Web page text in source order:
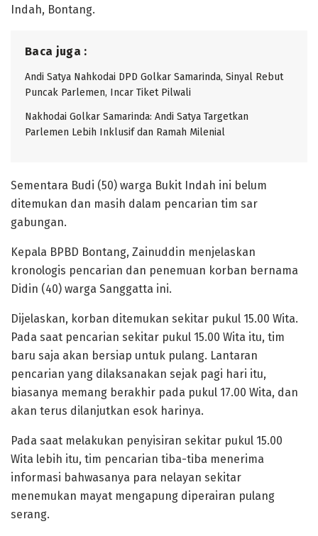
Indah, Bontang.
Baca juga :
Andi Satya Nahkodai DPD Golkar Samarinda, Sinyal Rebut
Puncak Parlemen, Incar Tiket Pilwali
Nakhodai Golkar Samarinda: Andi Satya Targetkan
Parlemen Lebih Inklusif dan Ramah Milenial
Sementara Budi (50) warga Bukit Indah ini belum
ditemukan dan masih dalam pencarian tim sar
gabungan.
Kepala BPBD Bontang, Zainuddin menjelaskan
kronologis pencarian dan penemuan korban bernama
Didin (40) warga Sanggatta ini.
Dijelaskan, korban ditemukan sekitar pukul 15.00 Wita.
Pada saat pencarian sekitar pukul 15.00 Wita itu, tim
baru saja akan bersiap untuk pulang. Lantaran
pencarian yang dilaksanakan sejak pagi hari itu,
biasanya memang berakhir pada pukul 17.00 Wita, dan
akan terus dilanjutkan esok harinya.
Pada saat melakukan penyisiran sekitar pukul 15.00
Wita lebih itu, tim pencarian tiba-tiba menerima
informasi bahwasanya para nelayan sekitar
menemukan mayat mengapung diperairan pulang
serang.